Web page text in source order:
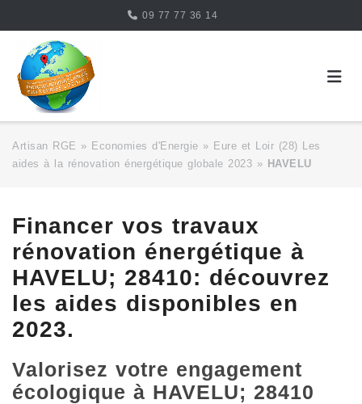
content
09 77 77 36 14
Artisan RGE » Economies d'Energie » Eure et Loir (28) Les
aides à la rénovation énergétique globale 2023 » HAVELU
Financer vos travaux
rénovation énergétique à
HAVELU; 28410: découvrez
les aides disponibles en
2023.
Valorisez votre engagement
écologique à HAVELU; 28410